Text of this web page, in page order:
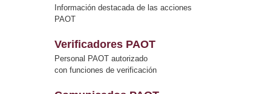
Información destacada de las acciones
PAOT
Verificadores PAOT
Personal PAOT autorizado
con funciones de verificación